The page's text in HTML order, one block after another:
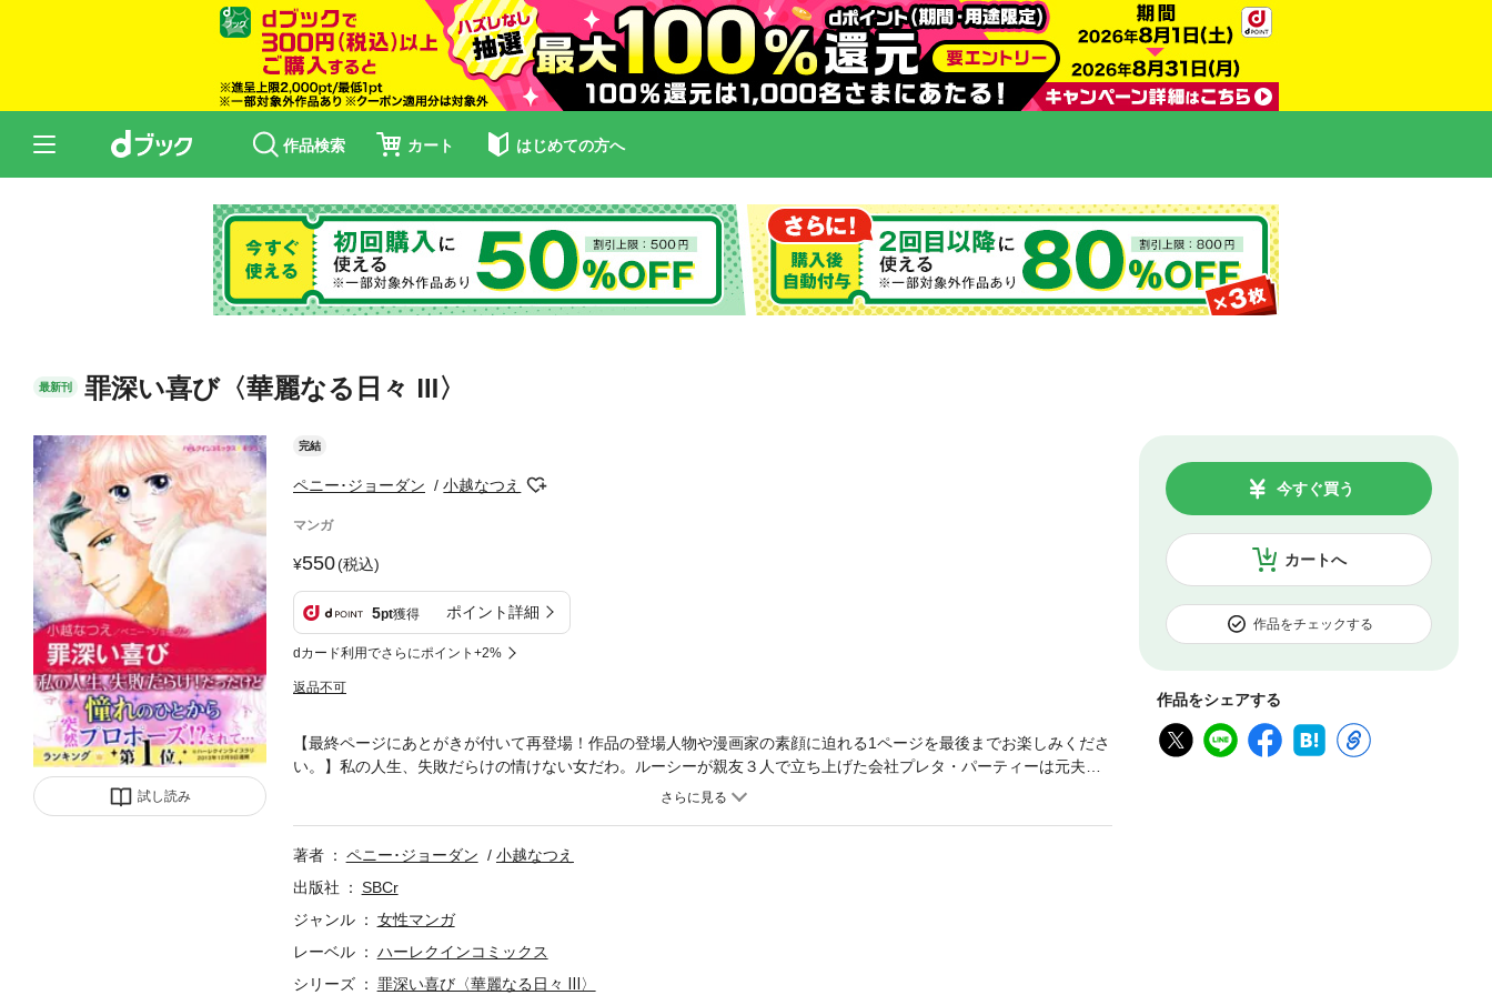
作品検索 カート はじめての方へ
最新刊 罪深い喜び〈華麗なる日々 Ⅲ〉
試し読み
完結
ペニー･ジョーダン 小越なつえ
マンガ
550(税込)
5pt獲得 ポイント詳細
dカード利用でさらにポイント+2%
返品不可
カートへ
今すぐ買う
作品をチェックする
作品をシェアする
【最終ページにあとがきが付いて再登場！作品の登場人物や漫画家の素顔に迫れる1ページを最後までお楽しみくださ
い。】私の人生、失敗だらけの情けない女だわ。ルーシーが親友３人で立ち上げた会社プレタ・パーティーは元夫の
横領のせいで経営の危機に瀕していた。管財人であるマーカスに相談することだけは避けたい。なぜなら彼女は初め
翌朝の彼は冷たく…!?
著者 ペニー･ジョーダン
小越なつえ
出版社
SBCr
ジャンル
女性マンガ
レーベル
ハーレクインコミックス
シリーズ
罪深い喜び〈華麗なる日々 Ⅲ〉